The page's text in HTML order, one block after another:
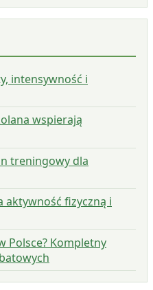
intensywność i
wspierają
treningowy dla
aktywność fizyczną i
Polsce? Kompletny